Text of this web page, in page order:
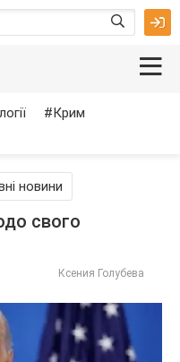
Крим
новини
свого
Ксения Голубева